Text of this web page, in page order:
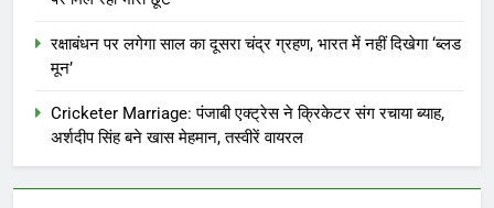
रक्षाबंधन पर लगेगा साल का दूसरा चंद्र ग्रहण, भारत में नहीं दिखेगा ‘ब्लड
मून’
Cricketer Marriage: पंजाबी एक्ट्रेस ने क्रिकेटर संग रचाया ब्याह,
अर्शदीप सिंह बने खास मेहमान, तस्वीरें वायरल